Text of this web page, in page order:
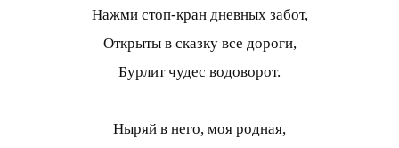
Нажми стоп-кран дневных забот,
Открыты в сказку все дороги,
Бурлит чудес водоворот.
Ныряй в него, моя родная,